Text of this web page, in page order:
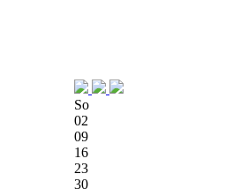
So
02
09
16
23
30